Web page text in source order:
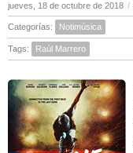
jueves, 18 de octubre de 2018 /
Categorías: Notimúsica
Tags: Raúl Marrero